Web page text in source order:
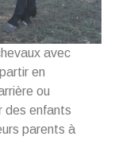
avec
en
ou
des enfants
parents à